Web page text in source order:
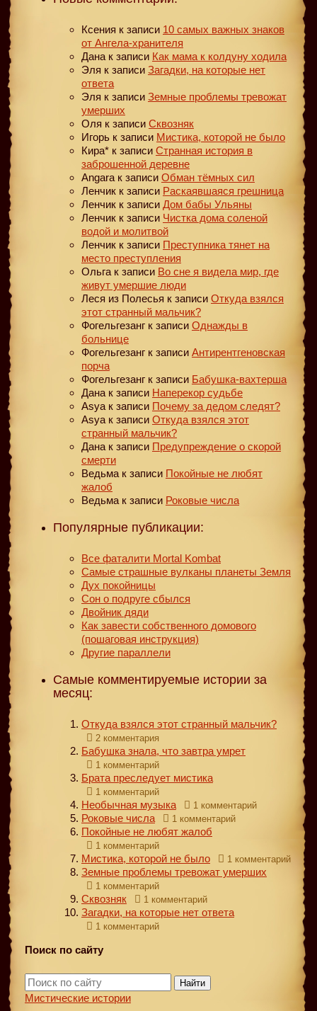
Ксения к записи 10 самых важных знаков
от Ангела-хранителя
Дана к записи Как мама к колдуну ходила
Эля к записи Загадки, на которые нет
ответа
Эля к записи Земные проблемы тревожат
умерших
Оля к записи Сквозняк
Игорь к записи Мистика, которой не было
Кира* к записи Странная история в
заброшенной деревне
Angara к записи Обман тёмных сил
Ленчик к записи Раскаявшаяся грешница
Ленчик к записи Дом бабы Ульяны
Ленчик к записи Чистка дома соленой
водой и молитвой
Ленчик к записи Преступника тянет на
место преступления
Ольга к записи Во сне я видела мир, где
живут умершие люди
Леся из Полесья к записи Откуда взялся
этот странный мальчик?
Фогельгезанг к записи Однажды в
больнице
Фогельгезанг к записи Антирентгеновская
порча
Фогельгезанг к записи Бабушка-вахтерша
Дана к записи Наперекор судьбе
Asya к записи Почему за дедом следят?
Asya к записи Откуда взялся этот
странный мальчик?
Дана к записи Предупреждение о скорой
смерти
Ведьма к записи Покойные не любят
жалоб
Ведьма к записи Роковые числа
Популярные публикации:
Все фаталити Mortal Kombat
Самые страшные вулканы планеты Земля
Дух покойницы
Сон о подруге сбылся
Двойник дяди
Как завести собственного домового
(пошаговая инструкция)
Другие параллели
Самые комментируемые истории за
месяц:
Откуда взялся этот странный мальчик?
2 комментария
Бабушка знала, что завтра умрет
1 комментарий
Брата преследует мистика
1 комментарий
Необычная музыка 1 комментарий
Роковые числа 1 комментарий
Покойные не любят жалоб
1 комментарий
Мистика, которой не было 1 комментарий
Земные проблемы тревожат умерших
1 комментарий
Сквозняк 1 комментарий
Загадки, на которые нет ответа
1 комментарий
Поиск по сайту
Найти
Мистические истории